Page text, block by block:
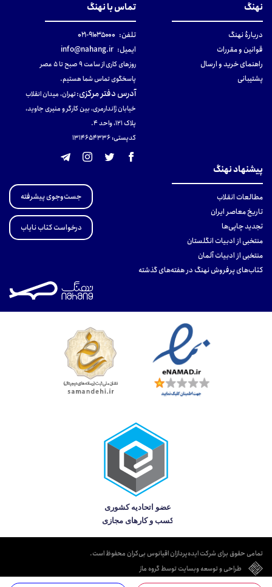
نهنگ
دربارهٔ نهنگ
قوانین و مقررات
راهنمای خرید و ارسال
پشتیبانی
تماس با نهنگ
تلفن: ۹۱۰۳۵۰۰۰-۰۲۱
ایمیل: info@nahang.ir
روزهای کاری از ساعت ۹ صبح تا ۵ عصر
پاسخگوی تماس شما هستیم.
آدرس دفتر مرکزی:تهران، میدان انقلاب
خیابان ژاندارمری، بین کارگر و منیری جاوید،
پلاک 121، واحد ۴.
کدپستی: 131465433۶
پیشنهاد نهنگ
مطالعات انقلاب
تاریخ معاصر ایران
تجدید چاپی‌ها
منتخبی از ادبیات انگلستان
منتخبی از ادبیات آلمان
کتاب‌های پرفروش نهنگ در هفته‌های گذشته
جست‌وجوی پیشرفته
درخواست کتاب نایاب
تمامی حقوق برای شرکت ایده‌پردازان اقیانوس بی‌کران محفوظ است.
طراحی و توسعه وبسایت توسط گروه ماز